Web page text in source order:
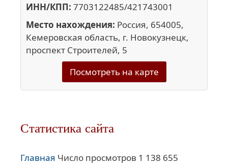
ИНН/КПП: 7703122485/421743001
Место нахождения: Россия, 654005,
Кемеровская область, г. Новокузнецк,
проспект Строителей, 5
Посмотреть на карте
Статистика сайта
Главная Число просмотров 1 138 655